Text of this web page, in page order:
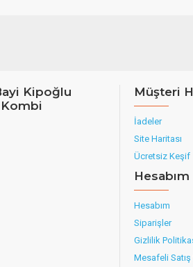
Kipoğlu
Müşteri
İadeler
Site Haritası
Ücretsiz Keşif
Hesabım
Hesabım
Siparişler
Gizlilik
Mesafeli